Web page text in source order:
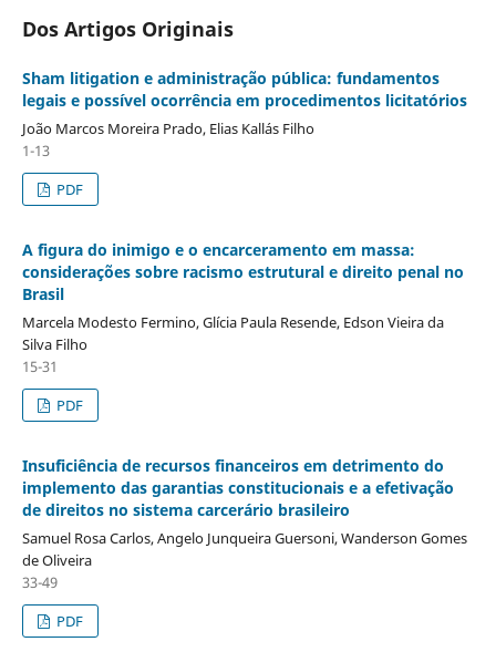
Dos Artigos Originais
Sham litigation e administração pública: fundamentos
legais e possível ocorrência em procedimentos licitatórios
João Marcos Moreira Prado, Elias Kallás Filho
1-13
PDF
A figura do inimigo e o encarceramento em massa:
considerações sobre racismo estrutural e direito penal no
Brasil
Marcela Modesto Fermino, Glícia Paula Resende, Edson Vieira da
Silva Filho
15-31
PDF
Insuficiência de recursos financeiros em detrimento do
implemento das garantias constitucionais e a efetivação
de direitos no sistema carcerário brasileiro
Samuel Rosa Carlos, Angelo Junqueira Guersoni, Wanderson Gomes
de Oliveira
33-49
PDF